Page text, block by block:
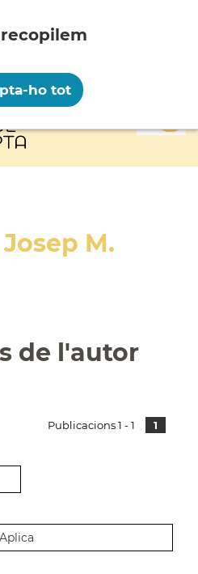
M.
de l'autor
Publicacions 1 - 1 1
finalitats:
ho tot